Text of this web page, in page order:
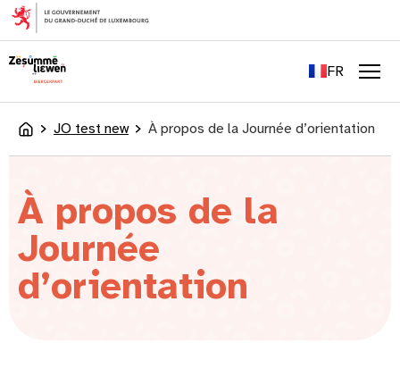
principal
FR
LU
AccueilJO test new À propos de la Journée d’orientation
À propos de la
Journée
d’orientation